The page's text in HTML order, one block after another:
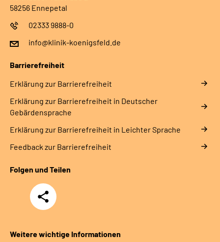
58256 Ennepetal
02333 9888-0
info@klinik-koenigsfeld.de
Barrierefreiheit
Erklärung zur Barrierefreiheit
Erklärung zur Barrierefreiheit in Deutscher
Gebärdensprache
Erklärung zur Barrierefreiheit in Leichter Sprache
Feedback zur Barrierefreiheit
Folgen und Teilen
Teilen
Weitere wichtige Informationen